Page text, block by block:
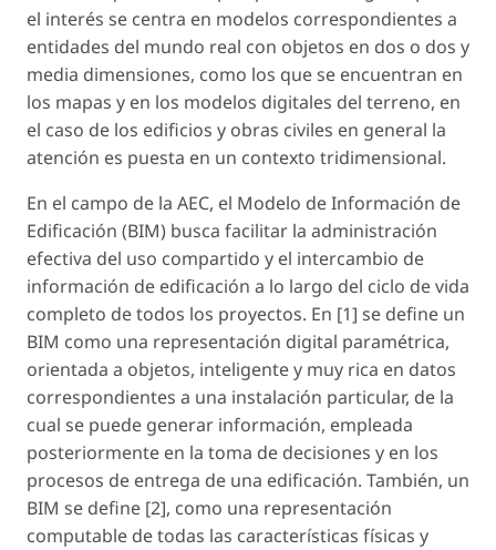
el interés se centra en modelos correspondientes a
entidades del mundo real con objetos en dos o dos y
media dimensiones, como los que se encuentran en
los mapas y en los modelos digitales del terreno, en
el caso de los edificios y obras civiles en general la
atención es puesta en un contexto tridimensional.
En el campo de la AEC, el Modelo de Información de
Edificación (BIM) busca facilitar la administración
efectiva del uso compartido y el intercambio de
información de edificación a lo largo del ciclo de vida
completo de todos los proyectos. En [1] se define un
BIM como una representación digital paramétrica,
orientada a objetos, inteligente y muy rica en datos
correspondientes a una instalación particular, de la
cual se puede generar información, empleada
posteriormente en la toma de decisiones y en los
procesos de entrega de una edificación. También, un
BIM se define [2], como una representación
computable de todas las características físicas y